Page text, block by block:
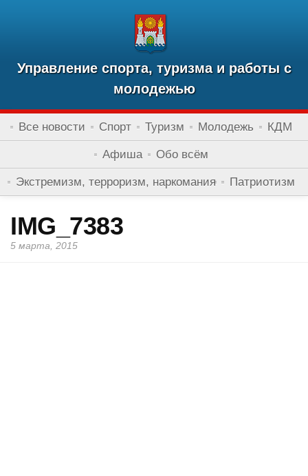
Управление спорта, туризма и работы с
молодежью
Все новости Спорт Туризм Молодежь КДМ
Афиша Обо всём
Экстремизм, терроризм, наркомания Патриотизм
IMG_7383
5 марта, 2015